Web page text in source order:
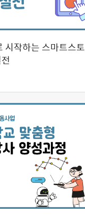
시작하는 스마트스토